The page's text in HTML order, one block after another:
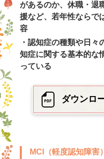
があるのか、休職・退
援など、若年性ならで
容
・認知症の種類や日
知症に関する基本的な
っている
ダウンロ
MCI（軽度認知障害